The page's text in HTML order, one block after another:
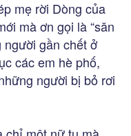
mẹ rời Dòng của
mà ơn gọi là “săn
gần chết ở
các em hè phố,
người bị bỏ rơi